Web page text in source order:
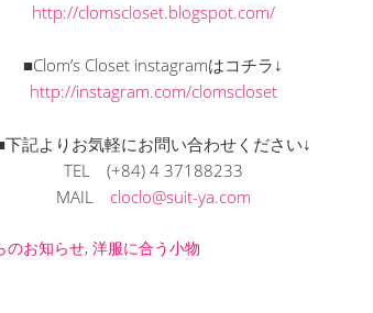
http://clomscloset.blogspot.com/
■Clom’s Closet instagramはコチラ↓
http://instagram.com/clomscloset
下記よりお気軽にお問い合わせください↓
TEL (+84) 4 37188233
MAIL cloclo@suit-ya.com
のお知らせ, 洋服に合う小物